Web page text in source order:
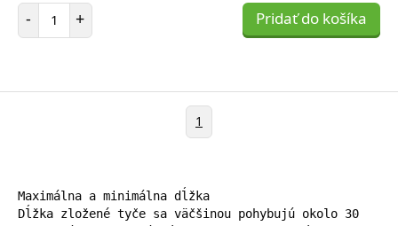
- Počet položiek
+ Pridať do košíka
1
Maximálna a minimálna dĺžka
Dĺžka zložené tyče sa väčšinou pohybujú okolo 30